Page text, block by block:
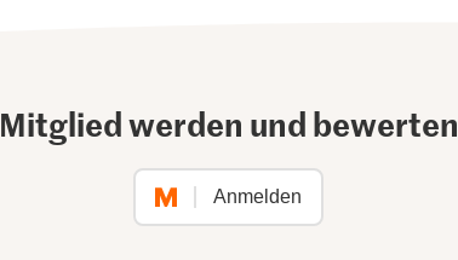
Mitglied werden und bewerten
Anmelden